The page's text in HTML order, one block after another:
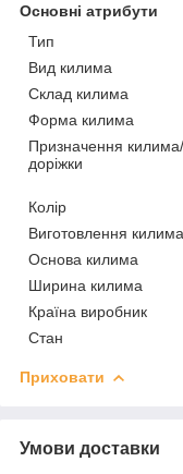
Основні атрибути
Тип
Вид килима
Склад килима
Форма килима
Призначення килима/
доріжки
Колір
Виготовлення килима
Основа килима
Ширина килима
Країна виробник
Стан
Приховати
Умови доставки